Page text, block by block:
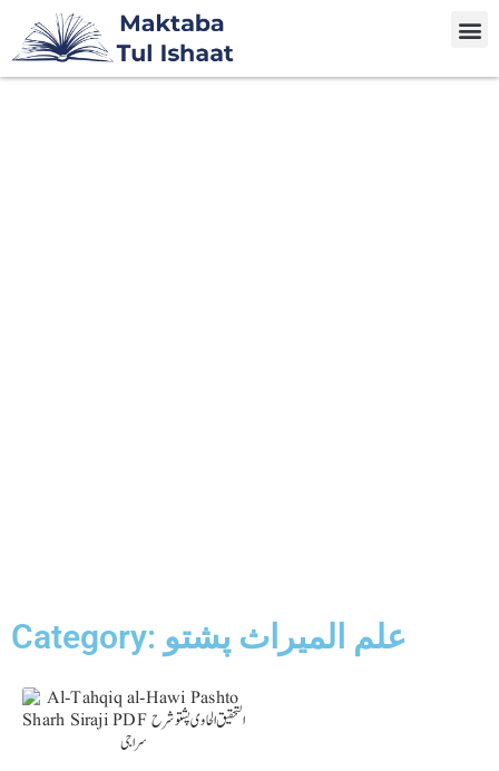
Category: علم المیراث پشتو